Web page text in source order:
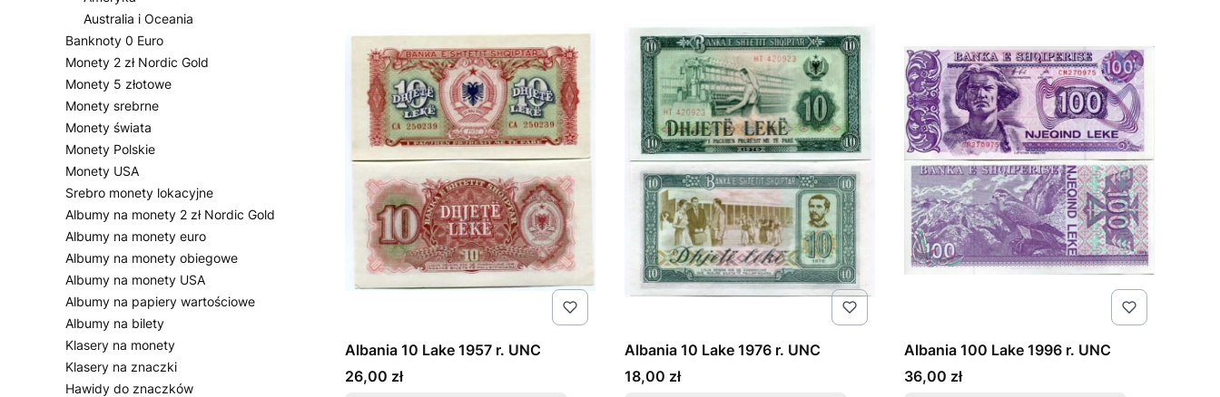
Australia i Oceania
Banknoty 0 Euro
Monety 2 zł Nordic Gold
Monety 5 złotowe
Monety srebrne
Monety świata
Monety Polskie
Monety USA
Srebro monety lokacyjne
Albumy na monety 2 zł Nordic Gold
Albumy na monety euro
Albumy na monety obiegowe
Albumy na monety USA
Albumy na papiery wartościowe
Albumy na bilety
Klasery na monety
Klasery na znaczki
Hawidy do znaczków
Albania 10 Lake 1957 r. UNC
Cena
26,00 zł
Albania 10 Lake 1976 r. UNC
Cena
18,00 zł
Albania 100 Lake 1996 r. UNC
Cena
36,00 zł